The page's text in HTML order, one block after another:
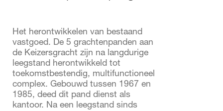
Het herontwikkelen van bestaand
vastgoed. De 5 grachtenpanden aan
de Keizersgracht zijn na langdurige
leegstand herontwikkeld tot
toekomstbestendig, multifunctioneel
complex. Gebouwd tussen 1967 en
1985, deed dit pand dienst als
kantoor. Na een leegstand sinds